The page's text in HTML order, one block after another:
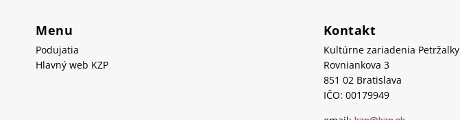
Menu
Podujatia
Hlavný web KZP
Kontakt
Kultúrne zariadenia Petržalky
Rovniankova 3
851 02 Bratislava
IČO: 00179949